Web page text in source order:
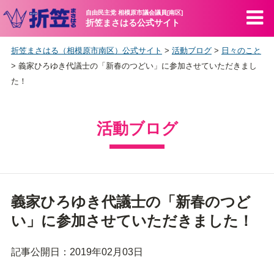
自由民主党 相模原市議会議員[南区]
折笠まさはる公式サイト
折笠まさはる（相模原市南区）公式サイト > 活動ブログ> 日々のこと
> 義家ひろゆき代議士の「新春のつどい」に参加させていただきまし
た！
活動ブログ
義家ひろゆき代議士の「新春のつど
い」に参加させていただきました！
記事公開日：2019年02月03日